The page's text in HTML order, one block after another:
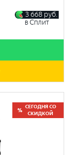
3 668 руб.
в Сплит
СЕГОДНЯ СО
СКИДКОЙ